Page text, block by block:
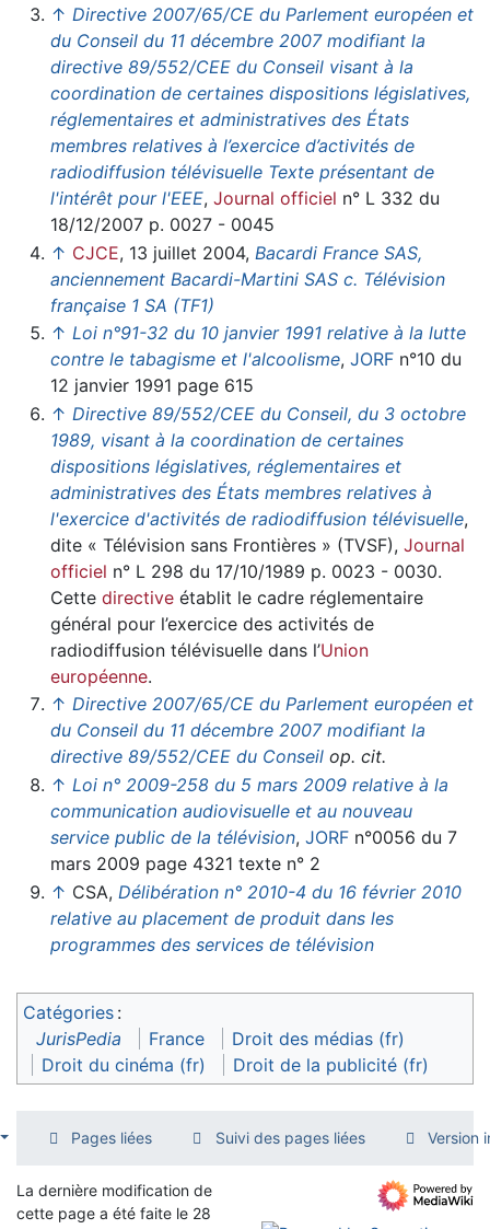
↑ Directive 2007/65/CE du Parlement européen et
du Conseil du 11 décembre 2007 modifiant la
directive 89/552/CEE du Conseil visant à la
coordination de certaines dispositions législatives,
réglementaires et administratives des États
membres relatives à l’exercice d’activités de
radiodiffusion télévisuelle Texte présentant de
l'intérêt pour l'EEE, Journal officiel n° L 332 du
18/12/2007 p. 0027 - 0045
↑ CJCE, 13 juillet 2004, Bacardi France SAS,
anciennement Bacardi-Martini SAS c. Télévision
française 1 SA (TF1)
↑ Loi n°91-32 du 10 janvier 1991 relative à la lutte
contre le tabagisme et l'alcoolisme, JORFn°10 du
12 janvier 1991 page 615
↑ Directive 89/552/CEE du Conseil, du 3 octobre
1989, visant à la coordination de certaines
dispositions législatives, réglementaires et
administratives des États membres relatives à
l'exercice d'activités de radiodiffusion télévisuelle,
dite « Télévision sans Frontières » (TVSF), Journal
officiel n° L 298 du 17/10/1989 p. 0023 - 0030.
Cette directiveétablit le cadre réglementaire
général pour l’exercice des activités de
radiodiffusion télévisuelle dans l’Union
européenne.
↑ Directive 2007/65/CE du Parlement européen et
du Conseil du 11 décembre 2007 modifiant la
directive 89/552/CEE du Conseil op. cit.
↑ Loi n° 2009-258 du 5 mars 2009 relative à la
communication audiovisuelle et au nouveau
service public de la télévision, JORFn°0056 du 7
mars 2009 page 4321 texte n° 2
↑ CSA, Délibération n° 2010-4 du 16 février 2010
relative au placement de produit dans les
programmes des services de télévision
Catégories :
JurisPedia
France
Droit des médias (fr)
Droit du cinéma (fr)
Droit de la publicité (fr)
Pages liées Suivi des pages liées Version
La dernière modification de
cette page a été faite le 28